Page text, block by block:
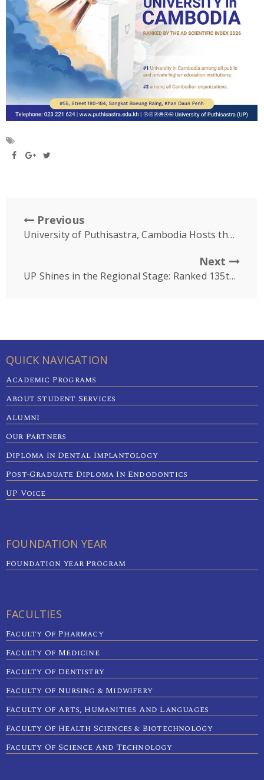
Previous
University of Puthisastra, Cambodia Hosts the 2026 ASEAN Association of Schools for Medical Laboratory Technology (AASMT) Board Meeting
Next
UP Shines in the Regional Stage: Ranked 135th in Asia and 1st in Cambodia by the AppliedHE: All Asia 2026
QUICK NAVIGATION
Academic Programs
About Student Services
Alumni
Our Partners
Diploma In Dental Implantology
Post-Graduate Diploma In Endodontics
UP Voice
FOUNDATION YEAR
Foundation Year Program
FACULTIES
Faculty Of Pharmacy
Faculty Of Medicine
Faculty Of Dentistry
Faculty Of Nursing & Midwifery
Faculty Of Arts, Humanities And Languages
Faculty Of Health Sciences & Biotechnology
Faculty Of Science And Technology